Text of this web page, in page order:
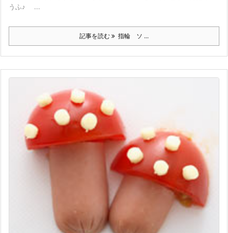
うふ♪ ...
記事を読む 指輪 ソ ...